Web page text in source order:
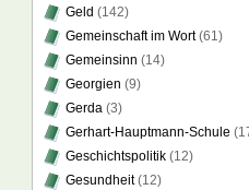
Geld (142)
Gemeinschaft im Wort(61)
Gemeinsinn (14)
Georgien (9)
Gerda (3)
Gerhart-Hauptmann-Schule
Geschichtspolitik (12)
Gesundheit(12)